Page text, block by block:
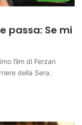
passa: Se mi
film di Ferzan
della Sera.